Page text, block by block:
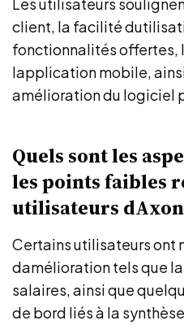
client, la facilité
fonctionnalités offertes,
lapplication mobile,
amélioration du logiciel
Quels sont les
les points faibles
utilisateurs
Certains utilisateurs ont
damélioration tels que
salaires, ainsi que
de bord liés à la